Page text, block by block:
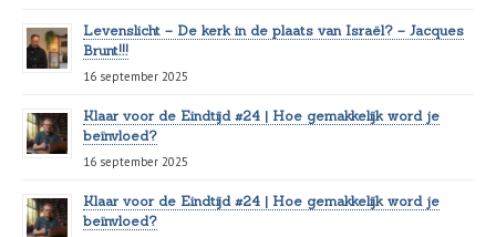
Levenslicht – De kerk in de plaats van Israël? – Jacques
Brunt!!!
16 september 2025
Klaar voor de Eindtijd #24 | Hoe gemakkelijk word je
beïnvloed?
16 september 2025
Klaar voor de Eindtijd #24 | Hoe gemakkelijk word je
beïnvloed?